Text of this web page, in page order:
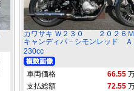
カワサキ Ｗ２３０ ２０２６
キャンディパ－シモンレッド Ａ
230cc
車両価格 66.55
支払総額
72.55